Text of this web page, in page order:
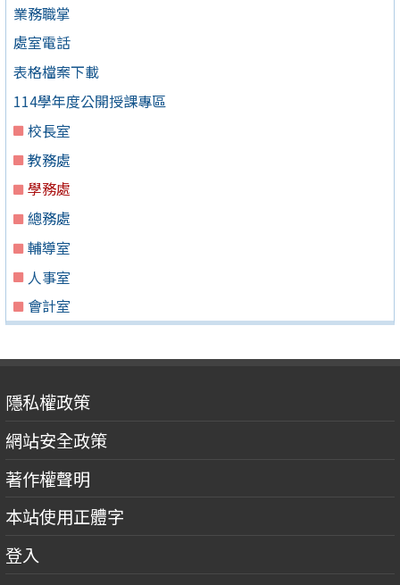
業務職掌
處室電話
表格檔案下載
114學年度公開授課專區
校長室
教務處
學務處
總務處
輔導室
人事室
會計室
隱私權政策
網站安全政策
著作權聲明
本站使用正體字
登入